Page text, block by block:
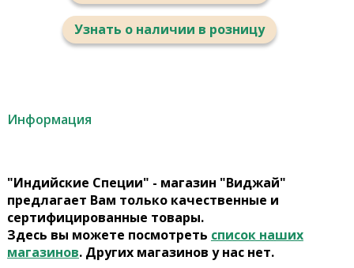
Узнать о наличии в розницу
Информация
"Индийские Специи" - магазин "Виджай"
предлагает Вам только качественные и
сертифицированные товары.
Здесь вы можете посмотреть список наших
магазинов. Других магазинов у нас нет.